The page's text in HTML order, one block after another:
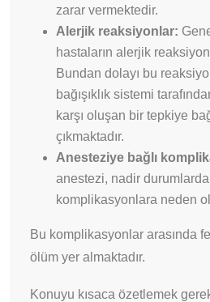
zarar vermektedir.
Alerjik reaksiyonlar:
hastaların alerjik
Bundan dolayı bu
bağışıklık sistemi
karşı oluşan bir tepkiye
çıkmaktadır.
Anesteziye bağlı
anestezi, nadir
komplikasyonlara neden
Bu komplikasyonlar arasında
ölüm yer almaktadır.
Konuyu kısaca özetlemek